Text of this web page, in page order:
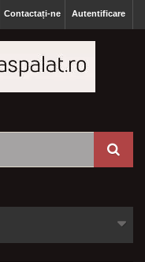
Autentificare
Contactați-ne